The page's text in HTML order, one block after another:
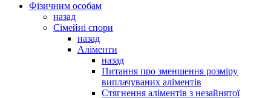
Фізичним особам
назад
Сімейні спори
назад
Аліменти
назад
Питання про зменшення розміру
виплачуваних аліментів
Стягнення аліментів з незайнятої